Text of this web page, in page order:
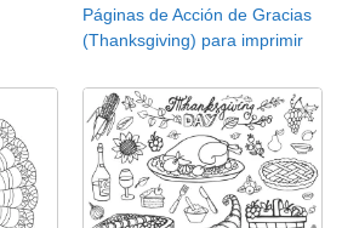
Páginas de Acción de Gracias
(Thanksgiving) para imprimir